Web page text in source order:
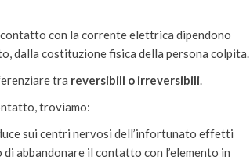
contatto con la corrente elettrica dipendono
dalla costituzione fisica della persona colpita.
tra reversibili o irreversibili.
troviamo:
sui centri nervosi dell’infortunato effetti
abbandonare il contatto con l’elemento in